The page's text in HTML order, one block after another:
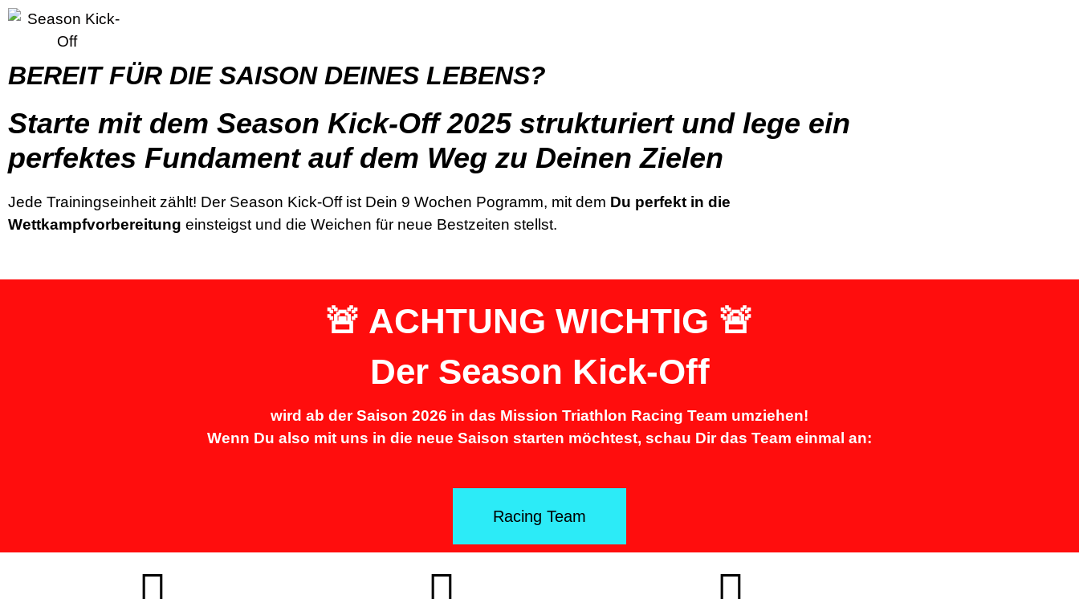
BEREIT FÜR DIE SAISON DEINES LEBENS?
Starte mit dem Season Kick-Off 2025 strukturiert und lege ein
perfektes Fundament auf dem Weg zu Deinen Zielen
Jede Trainingseinheit zählt! Der Season Kick-Off ist Dein 9 Wochen Pogramm, mit dem Du perfekt in die
Wettkampfvorbereitung einsteigst und die Weichen für neue Bestzeiten stellst.
🚨 ACHTUNG WICHTIG 🚨
Der Season Kick-Off
wird ab der Saison 2026 in das Mission Triathlon Racing Team umziehen!
Wenn Du also mit uns in die neue Saison starten möchtest, schau Dir das Team einmal an:
Racing Team